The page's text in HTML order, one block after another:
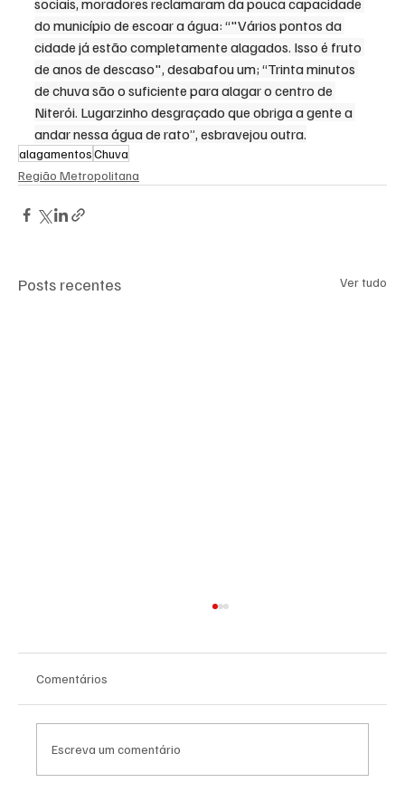
do município de escoar a água: “"Vários pontos da
cidade já estão completamente alagados. Isso é fruto
de anos de descaso", desabafou um; “Trinta minutos
de chuva são o suficiente para alagar o centro de
Niterói. Lugarzinho desgraçado que obriga a gente a
andar nessa água de rato”, esbravejou outra.
alagamentosChuva
Região Metropolitana
Posts recentes Ver tudo
Comentários
Escreva um comentário